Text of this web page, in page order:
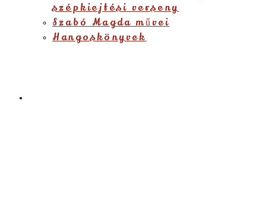
szépkiejtési verseny
Szabó Magda művei
Hangoskönyvek